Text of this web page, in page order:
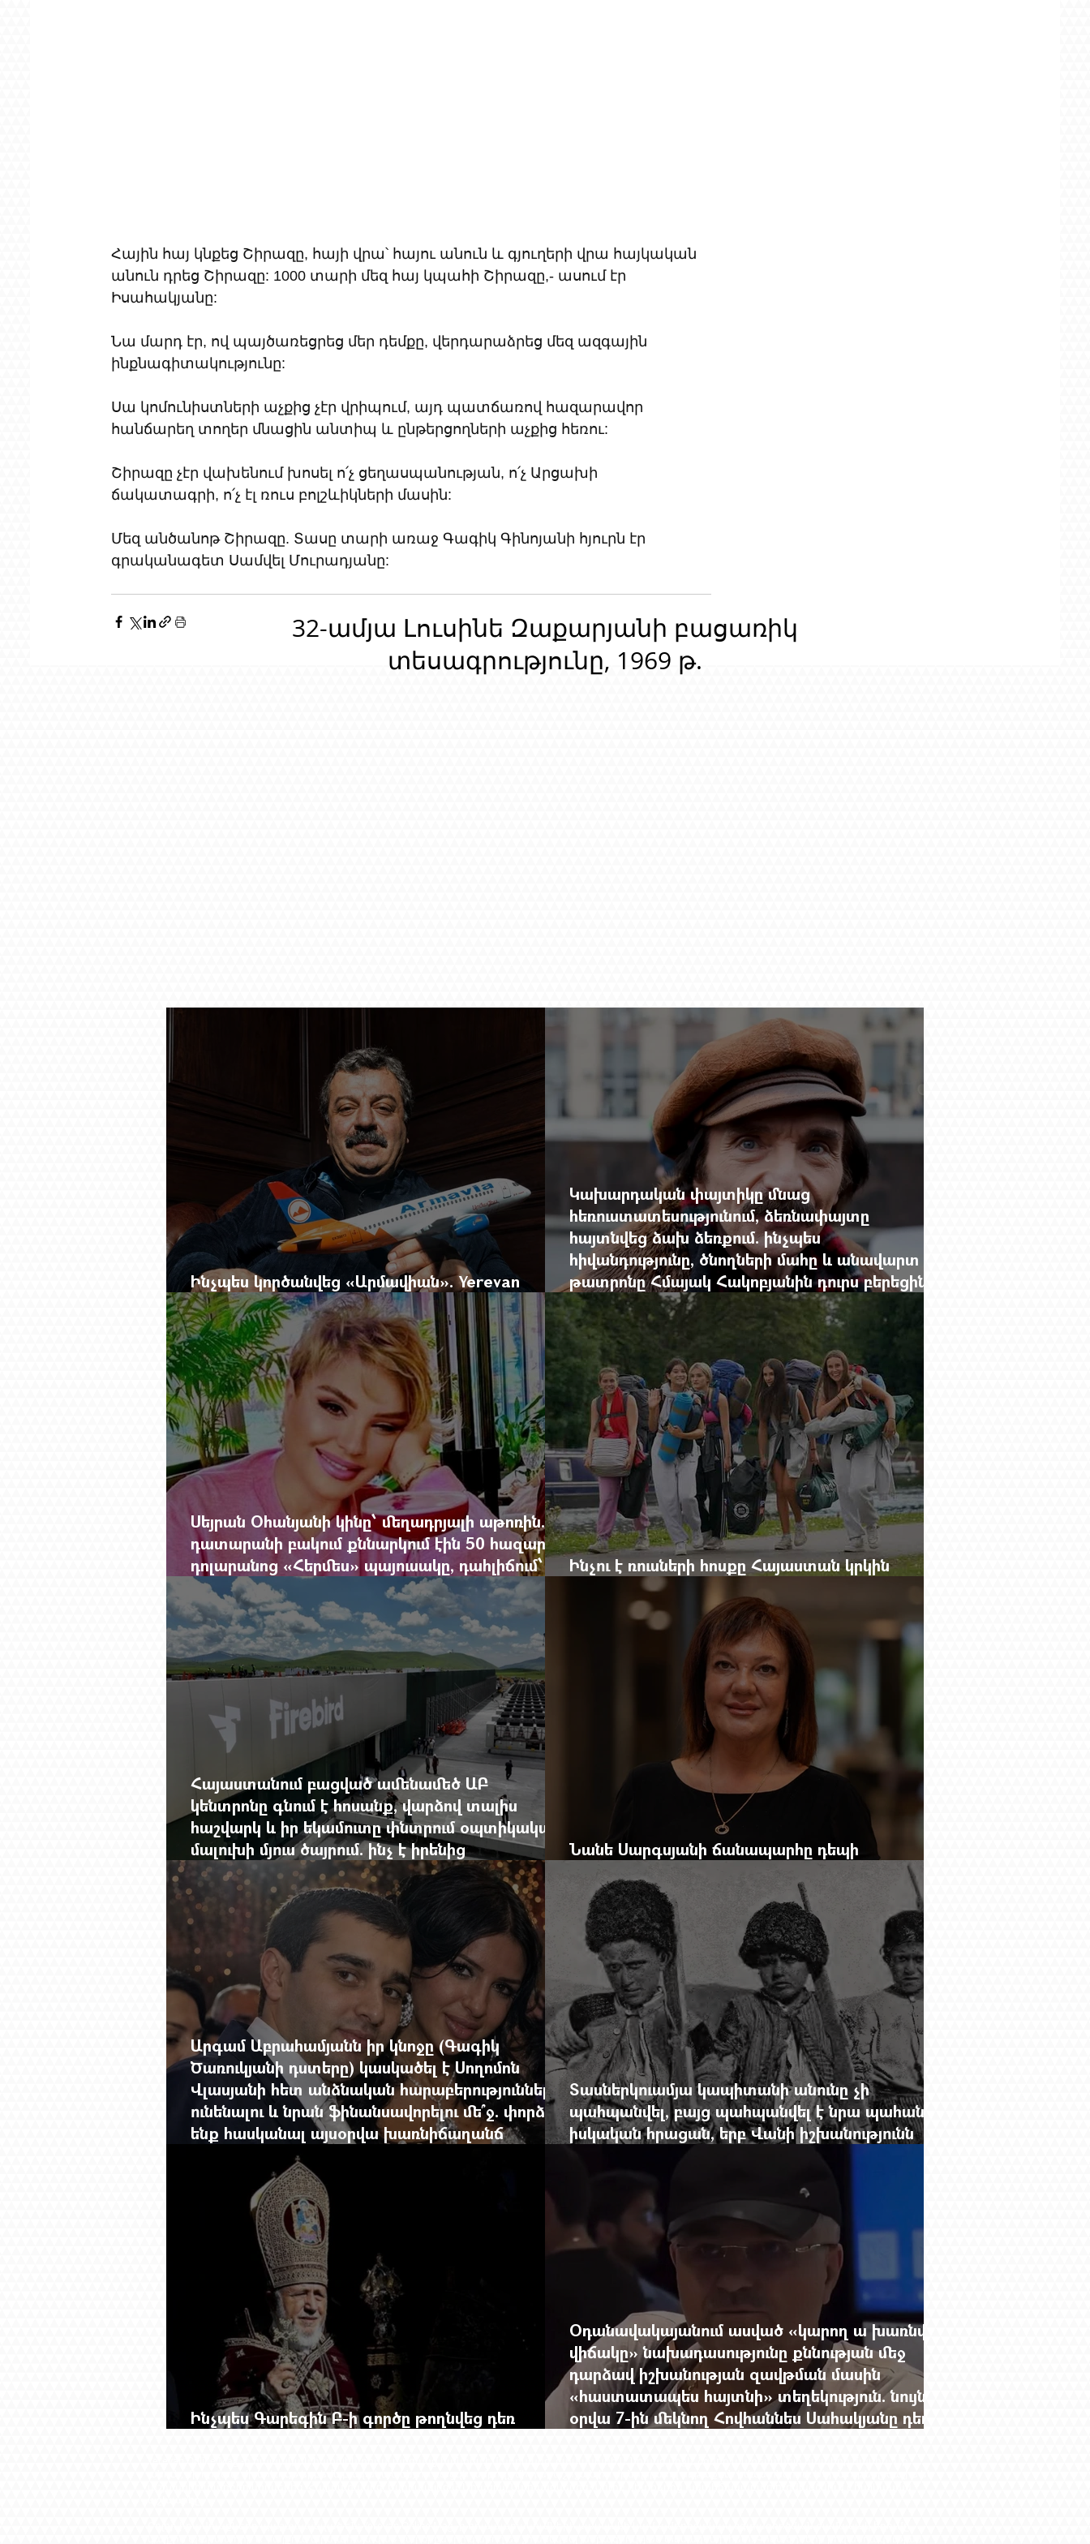
Հային հայ կնքեց Շիրազը, հայի վրա՝ հայու անուն և գյուղերի վրա հայկական
անուն դրեց Շիրազը: 1000 տարի մեզ հայ կպահի Շիրազը,- ասում էր
Իսահակյանը:
Նա մարդ էր, ով պայծառեցրեց մեր դեմքը, վերդարաձրեց մեզ ազգային
ինքնագիտակությունը:
Սա կոմունիստների աչքից չէր վրիպում, այդ պատճառով հազարավոր
հանճարեղ տողեր մնացին անտիպ և ընթերցողների աչքից հեռու:
Շիրազը չէր վախենում խոսել ո՛չ ցեղասպանության, ո՛չ Արցախի
ճակատագրի, ո՛չ էլ ռուս բոլշևիկների մասին:
Մեզ անծանոթ Շիրազը. Տասը տարի առաջ Գագիկ Գինոյանի հյուրն էր
գրականագետ Սամվել Մուրադյանը:
32-ամյա Լուսինե Զաքարյանի բացառիկ
տեսագրությունը, 1969 թ.
Ինչպես կործանվեց «Արմավիան». Yerevan
Online Mag.-ի մեծ ռեպորտաժը
Կախարդական փայտիկը մնաց
հեռուստատեսությունում, ձեռնափայտը
հայտնվեց ձախ ձեռքում. ինչպես
հիվանդությունը, ծնողների մահը և անավարտ
թատրոնը Հմայակ Հակոբյանին դուրս բերեցին
կադրից
Սեյրան Օհանյանի կինը՝ մեղադրյալի աթոռին.
դատարանի բակում քննարկում էին 50 հազար
դոլարանոց «Հերմես» պայուսակը, դահլիճում՝
625 միլիոն 470 հազար դրամի երկու գործարք
Ինչու է ռուսների հոսքը Հայաստան կրկին
ակտիվացել
Հայաստանում բացված ամենամեծ ԱԲ
կենտրոնը գնում է հոսանք, վարձով տալիս
հաշվարկ և իր եկամուտը փնտրում օպտիկական
մալուխի մյուս ծայրում. ինչ է իրենից
ներկայացնում Firebird AI-ն
Նանե Սարգսյանի ճանապարհը դեպի
«Հայաստան-Սփյուռք» ամսագրի ամերիկյան էջը
Արգամ Աբրահամյանն իր կնոջը (Գագիկ
Ծառուկյանի դստերը) կասկածել է Սողոմոն
Վլասյանի հետ անձնական հարաբերություններ
ունենալու և նրան ֆինանսավորելու մե՞ջ. փորձում
ենք հասկանալ այսօրվա խառնիճաղանճ
Տասներկուամյա կապիտանի անունը չի
պահպանվել, բայց պահպանվել է նրա պահանջը՝
իսկական հրացան, երբ Վանի իշխանությունն
Ինչպես Գարեգին Բ-ի գործը թողնվեց դեռ
Օդանավակայանում ասված «կարող ա խառնվի
վիճակը» նախադասությունը քննության մեջ
դարձավ իշխանության զավթման մասին
«հաստատապես հայտնի» տեղեկություն. նույն
օրվա 7-ին մեկնող Հովհաննես Սահակյանը դեռ